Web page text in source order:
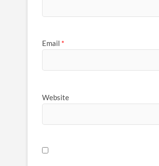
Email *
Website